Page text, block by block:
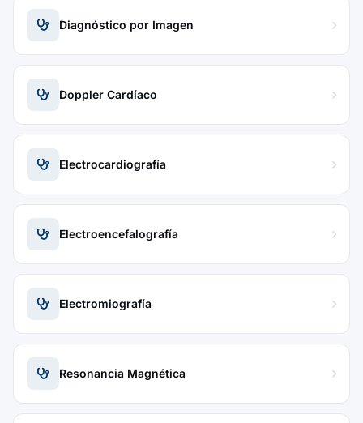
Diagnóstico por Imagen
Doppler Cardíaco
Electrocardiografía
Electroencefalografía
Electromiografía
Resonancia Magnética